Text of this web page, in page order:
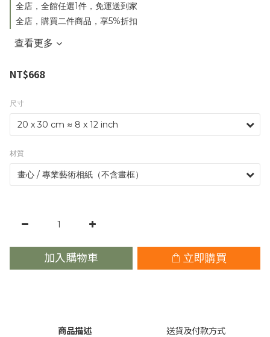
全店，全館任選1件，免運送到家
全店，購買二件商品，享5%折扣
查看更多
NT$668
尺寸
材質
加入購物車 立即購買
商品描述 送貨及付款方式